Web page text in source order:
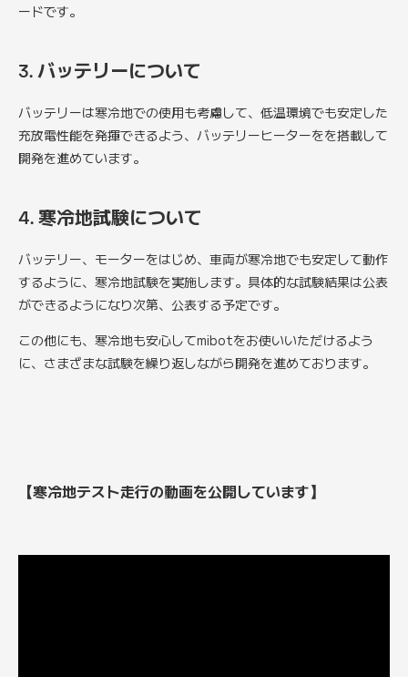
ードです。
3. バッテリーについて
バッテリーは寒冷地での使用も考慮して、低温環境でも安定した
充放電性能を発揮できるよう、バッテリーヒーターをを搭載して
開発を進めています。
4. 寒冷地試験について
バッテリー、モーターをはじめ、車両が寒冷地でも安定して動作
するように、寒冷地試験を実施します。具体的な試験結果は公表
ができるようになり次第、公表する予定です。
この他にも、寒冷地も安心してmibotをお使いいただけるよう
に、さまざまな試験を繰り返しながら開発を進めております。
【寒冷地テスト走行の動画を公開しています】